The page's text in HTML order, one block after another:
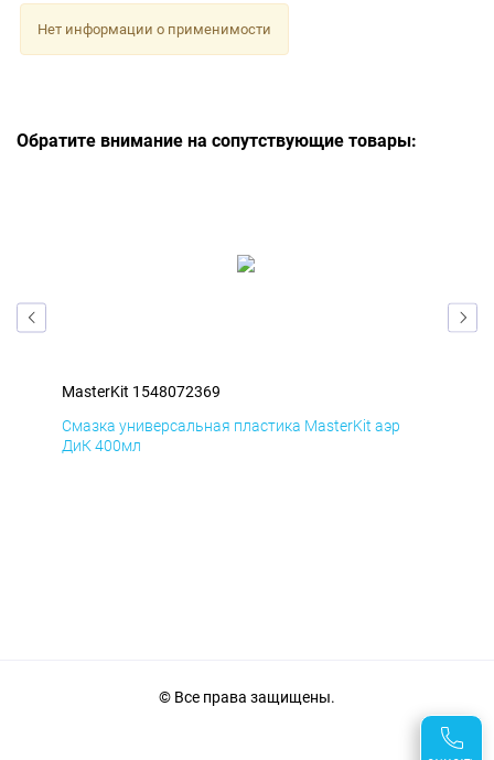
Нет информации о применимости
Обратите внимание на сопутствующие товары:
MasterKit 1548072369
Смазка универсальная пластика MasterKit аэр
ДиК 400мл
© Все права защищены.